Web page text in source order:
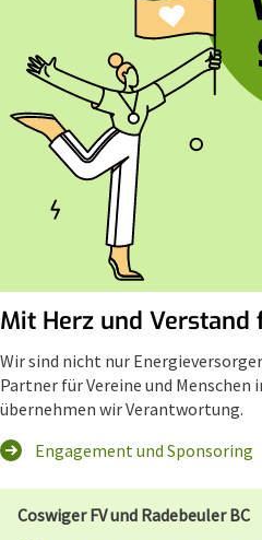
Mit Herz und Verstand
Wir sind nicht nur
Partner für Vereine und Menschen
übernehmen wir Verantwortung.
Engagement und Sponsoring
Coswiger FV und Radebeuler BC